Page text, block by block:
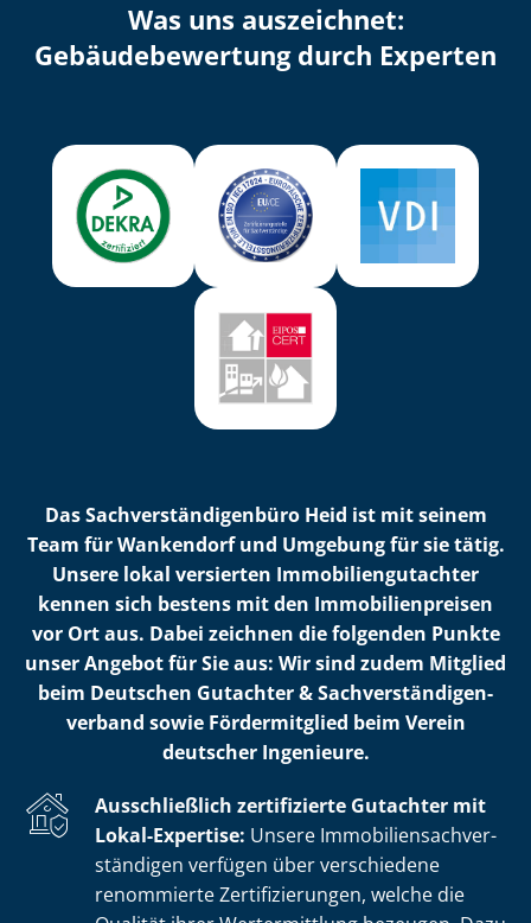
Was uns auszeichnet:
Ge­bäu­de­be­wer­tung durch Experten
Das Sach­ver­stän­di­gen­bü­ro Heid ist mit seinem
Team für Wankendorf und Umgebung für sie tätig.
Unsere lokal versierten Im­mo­bi­li­en­gut­ach­ter
kennen sich bestens mit den Im­mo­bi­li­en­prei­sen
vor Ort aus. Dabei zeichnen die folgenden Punkte
unser Angebot für Sie aus: Wir sind zudem Mitglied
beim Deutschen Gutachter & Sach­ver­stän­di­gen­
ver­band sowie Fördermitglied beim Verein
deutscher Ingenieure.
Ausschließlich zertifizierte Gutachter mit
Lokal-Expertise: Unsere Im­mo­bi­li­en­sach­ver­
stän­di­gen verfügen über verschiedene
renommierte Zer­ti­fi­zie­run­gen, welche die